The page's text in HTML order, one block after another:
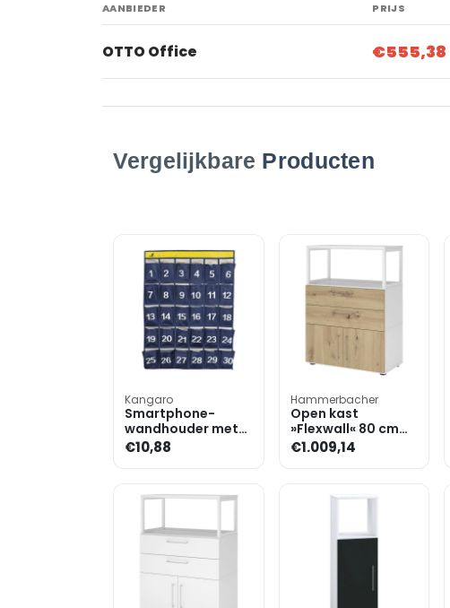
AANBIEDER PRIJS
OTTO Office €555,38
Vergelijkbare Producten
Kangaro
Smartphone-
wandhouder met
30 vakjes blauw
€10,88
Hammerbacher
Open kast
»Flexwall« 80 cm
breed 3 OH stalen
frame 2 laden
€1.009,14